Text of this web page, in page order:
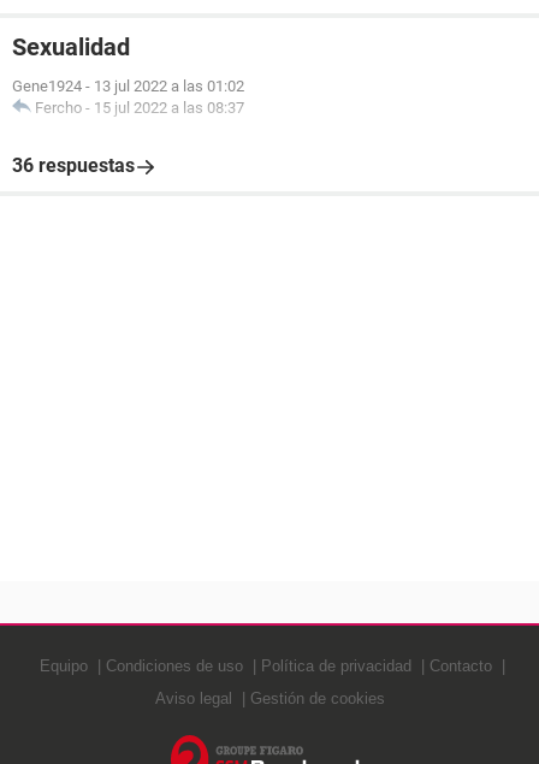
Sexualidad
Gene1924 - 13 jul 2022 a las 01:02
Fercho - 15 jul 2022 a las 08:37
36 respuestas
Equipo Condiciones de uso Política de privacidad
Contacto
Aviso legal
Gestión de cookies